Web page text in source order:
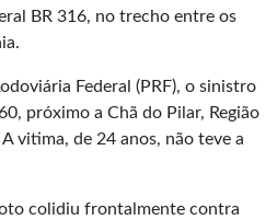
BR 316, no trecho entre os
Federal (PRF), o sinistro
próximo a Chã do Pilar, Região
vitima, de 24 anos, não teve a
colidiu frontalmente contra